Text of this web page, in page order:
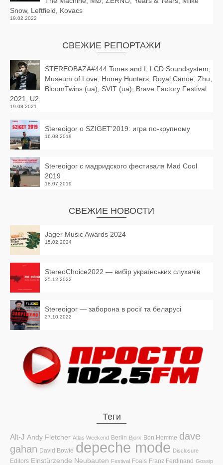
Snow, Leftfield, Kovacs
19.02.2022
СВЕЖИЕ РЕПОРТАЖИ
STEREOBAZA#444 Tones and I, LCD Soundsystem,
Museum of Love, Honey Hunters, Royal Canoe, Zhu,
BloomTwins (ua), SVIT (ua), Brave Factory Festival
2021, U2
19.08.2021
Stereoigor о SZIGET’2019: игра по-крупному
16.08.2019
Stereoigor с мадридского фестиваля Mad Cool
2019
18.07.2019
СВЕЖИЕ НОВОСТИ
Jager Music Awards 2024
15.02.2024
StereoChoice2022 — вибір українських слухачів
25.12.2022
Stereoigor — заборона в росії та беларусі
27.10.2022
Теги
Alt-J Andy Fletcher Atlas Weekend Berlin Bjork Bon Homme dave
gahan David Bowie depeche mode Disclosure
Editors Einstürzende Neubauten Festival Foals Franz Ferdinand Gossip